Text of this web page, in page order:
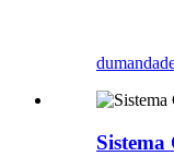
dumanda